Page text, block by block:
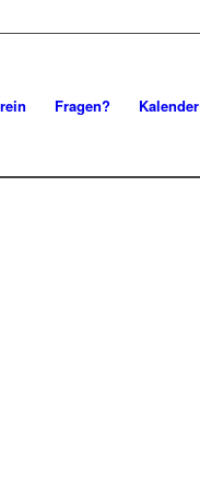
Fragen? Kalender